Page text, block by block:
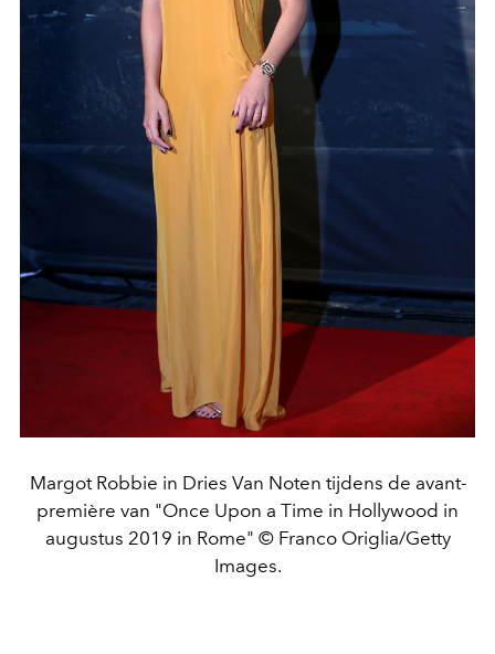
Margot Robbie in Dries Van Noten tijdens de avant-
première van "Once Upon a Time in Hollywood in
augustus 2019 in Rome" © Franco Origlia/Getty
Images.